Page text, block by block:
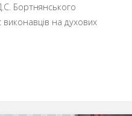
Бортнянського
на духових